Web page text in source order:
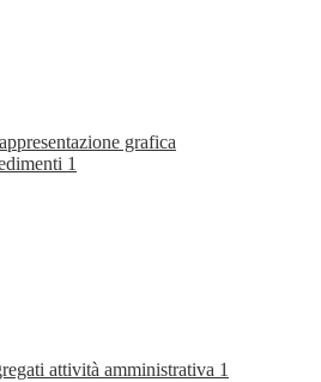
grafica
1
attività amministrativa 1